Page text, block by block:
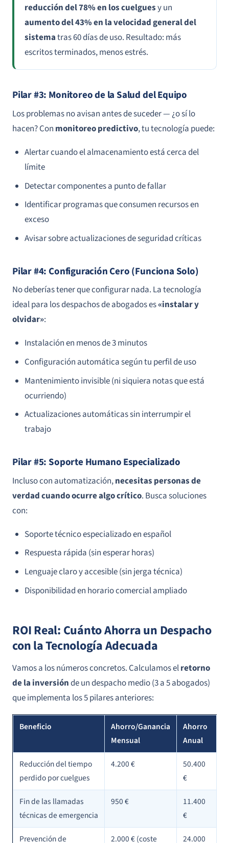
reducción del 78% en los cuelguesy un
aumento del 43% en la velocidad general del
sistematras 60 días de uso. Resultado: más
escritos terminados, menos estrés.
Pilar #3: Monitoreo de la Salud del Equipo
Los problemas no avisan antes de suceder — ¿o sí lo
hacen? Con monitoreo predictivo, tu tecnología puede:
Alertar cuando el almacenamiento está cerca del
límite
Detectar componentes a punto de fallar
Identificar programas que consumen recursos en
exceso
Avisar sobre actualizaciones de seguridad críticas
Pilar #4: Configuración Cero (Funciona Solo)
No deberías tener que configurar nada. La tecnología
ideal para los despachos de abogados es«instalar y
olvidar»:
Instalación en menos de 3 minutos
Configuración automática según tu perfil de uso
Mantenimiento invisible (ni siquiera notas que está
ocurriendo)
Actualizaciones automáticas sin interrumpir el
trabajo
Pilar #5: Soporte Humano Especializado
Incluso con automatización,necesitas personas de
verdad cuando ocurre algo crítico. Busca soluciones
con:
Soporte técnico especializado en español
Respuesta rápida (sin esperar horas)
Lenguaje claro y accesible (sin jerga técnica)
Disponibilidad en horario comercial ampliado
ROI Real: Cuánto Ahorra un Despacho
con la Tecnología Adecuada
Vamos a los números concretos. Calculamos elretorno
de la inversiónde un despacho medio (3 a 5 abogados)
que implementa los 5 pilares anteriores:
Beneficio
Ahorro/Ganancia
Mensual
Ahorro
Anual
Reducción del tiempo
perdido por cuelgues
4.200 €
50.400
€
Fin de las llamadas
técnicas de emergencia
950 €
11.400
€
Prevención de 2.000 € (coste 24.000